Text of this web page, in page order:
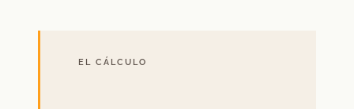
EL CÁLCULO